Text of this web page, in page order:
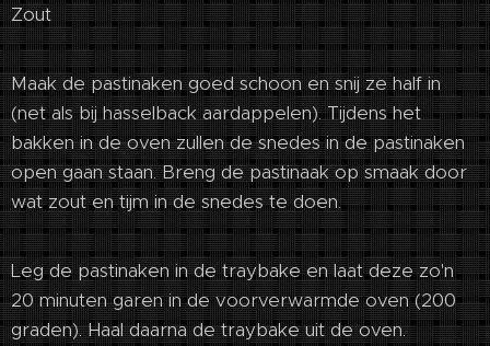
Zout
Maak de pastinaken goed schoon en snij ze half in
(net als bij hasselback aardappelen). Tijdens het
bakken in de oven zullen de snedes in de pastinaken
open gaan staan. Breng de pastinaak op smaak door
wat zout en tijm in de snedes te doen.
Leg de pastinaken in de traybake en laat deze zo'n
20 minuten garen in de voorverwarmde oven (200
graden). Haal daarna de traybake uit de oven.